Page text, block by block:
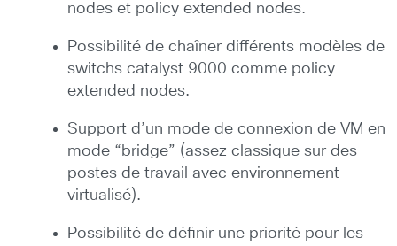
nodes et policy extended nodes.
Possibilité de chaîner différents modèles de
switchs catalyst 9000 comme policy
extended nodes.
Support d’un mode de connexion de VM en
mode “bridge” (assez classique sur des
postes de travail avec environnement
virtualisé).
Possibilité de définir une priorité pour les